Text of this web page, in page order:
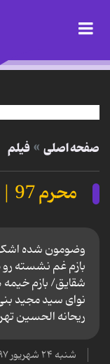
صفحه اصلی فیلم
محرم 97 | وضومون شده اشک روضه
وضومون شده
بازم غم نشسته
شقایق/ بازم خیمه
ریحانه الحسین
شنبه ۲۴ شهریور ۱۳۹۷ - ۱۵:۱۷